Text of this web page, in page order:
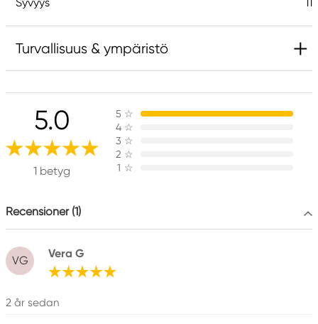
Turvallisuus & ympäristö
5.0
1 betyg
5 ☆
4 ☆
3 ☆
2 ☆
1 ☆
Recensioner (1)
VG
Vera G
2 år sedan